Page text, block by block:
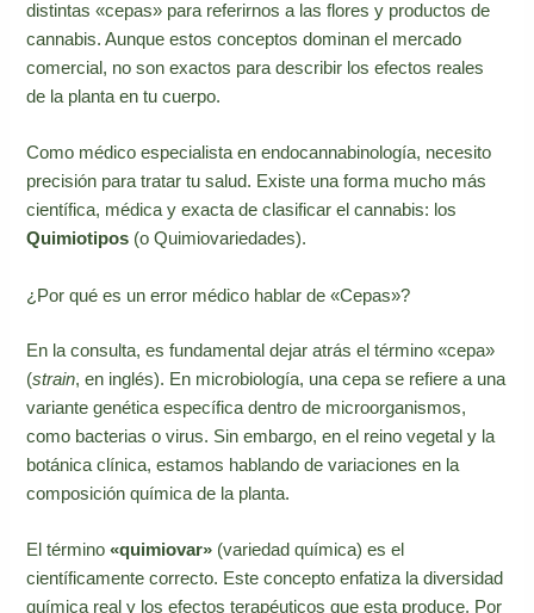
distintas «cepas» para referirnos a las flores y productos de
cannabis. Aunque estos conceptos dominan el mercado
comercial, no son exactos para describir los efectos reales
de la planta en tu cuerpo.
Como médico especialista en endocannabinología, necesito
precisión para tratar tu salud. Existe una forma mucho más
científica, médica y exacta de clasificar el cannabis: los
Quimiotipos (o Quimiovariedades).
¿Por qué es un error médico hablar de «Cepas»?
En la consulta, es fundamental dejar atrás el término «cepa»
(strain, en inglés). En microbiología, una cepa se refiere a una
variante genética específica dentro de microorganismos,
como bacterias o virus. Sin embargo, en el reino vegetal y la
botánica clínica, estamos hablando de variaciones en la
composición química de la planta.
El término«quimiovar» (variedad química) es el
científicamente correcto. Este concepto enfatiza la diversidad
química real y los efectos terapéuticos que esta produce. Por